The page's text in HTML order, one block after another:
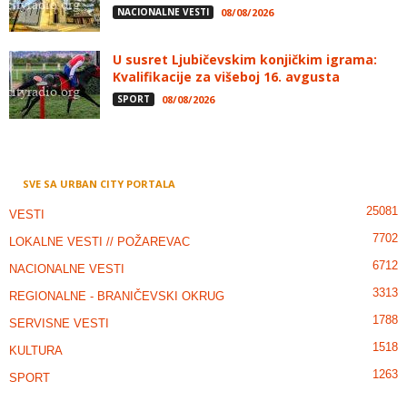
NACIONALNE VESTI 08/08/2026
U susret Ljubičevskim konjičkim igrama:
Kvalifikacije za višeboj 16. avgusta
SPORT 08/08/2026
SVE SA URBAN CITY PORTALA
VESTI 25081
LOKALNE VESTI // POŽAREVAC 7702
NACIONALNE VESTI 6712
REGIONALNE - BRANIČEVSKI OKRUG 3313
SERVISNE VESTI 1788
KULTURA 1518
SPORT 1263